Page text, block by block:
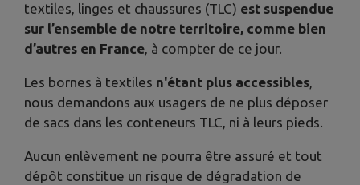
textiles, linges et chaussures (TLC) est suspendue
sur l’ensemble de notre territoire, comme bien
d’autres en France, à compter de ce jour.
Les bornes à textiles n'étant plus accessibles,
nous demandons aux usagers de ne plus déposer
de sacs dans les conteneurs TLC, ni à leurs pieds.
Aucun enlèvement ne pourra être assuré et tout
dépôt constitue un risque de dégradation de